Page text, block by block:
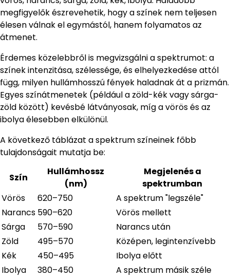
megfigyelők észrevehetik, hogy a színek nem teljesen
élesen válnak el egymástól, hanem folyamatos az
átmenet.
Érdemes közelebbről is megvizsgálni a spektrumot: a
színek intenzitása, szélessége, és elhelyezkedése attól
függ, milyen hullámhosszú fények haladnak át a prizmán.
Egyes színátmenetek (például a zöld-kék vagy sárga-
zöld között) kevésbé látványosak, míg a vörös és az
ibolya élesebben elkülönül.
A következő táblázat a spektrum színeinek főbb
tulajdonságait mutatja be:
Szín
Hullámhossz
(nm)
Megjelenés a
spektrumban
Vörös
620–750
A spektrum "legszéle"
Narancs 590–620
Vörös mellett
Sárga
570–590
Narancs után
Zöld
495–570
Középen, legintenzívebb
Kék
450–495
Ibolya előtt
Ibolya
380–450 A spektrum másik széle